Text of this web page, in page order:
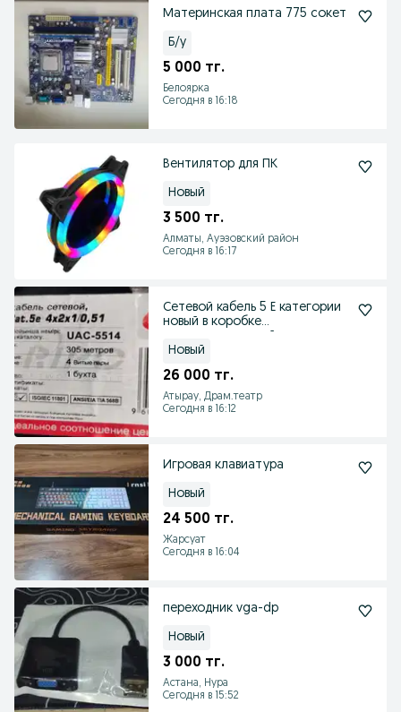
Материнская плата 775 сокет
Б/у
5 000 тг.
Белоярка
Сегодня в 16:18
Вентилятор для ПК
Новый
3 500 тг.
Алматы, Ауэзовский район
Сегодня в 16:17
Сетевой кабель 5 Е категории
новый в коробке
Новый
26 000 тг.
Атырау, Драм.театр
Сегодня в 16:12
Игровая клавиатура
Новый
24 500 тг.
Жарсуат
Сегодня в 16:04
переходник vga-dp
Новый
3 000 тг.
Астана, Нура
Сегодня в 15:52